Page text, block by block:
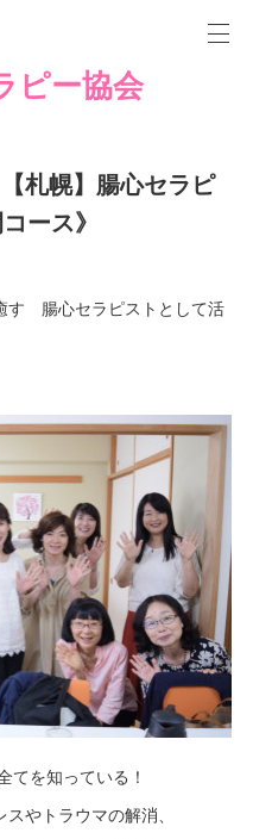
ピー協会
札幌】腸心セラピ
ース》
す 腸心セラピストとして活
を知っている！
やトラウマの解消、